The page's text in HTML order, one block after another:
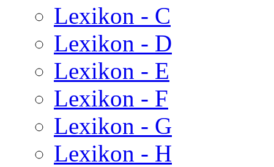
Lexikon - C
Lexikon - D
Lexikon - E
Lexikon - F
Lexikon - G
Lexikon - H